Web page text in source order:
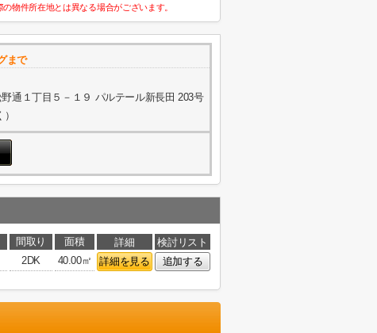
物件所在地とは異なる場合がございます。
まで
通１丁目５－１９ パルテール新長田 203号
間取り 面積 詳細
検討リスト
2DK 40.00㎡ 詳細を見る 追加する